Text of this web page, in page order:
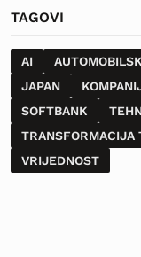
TAGOVI
AI
JAPAN
SOFTBANK
TRANSFORMACIJA
VRIJEDNOST